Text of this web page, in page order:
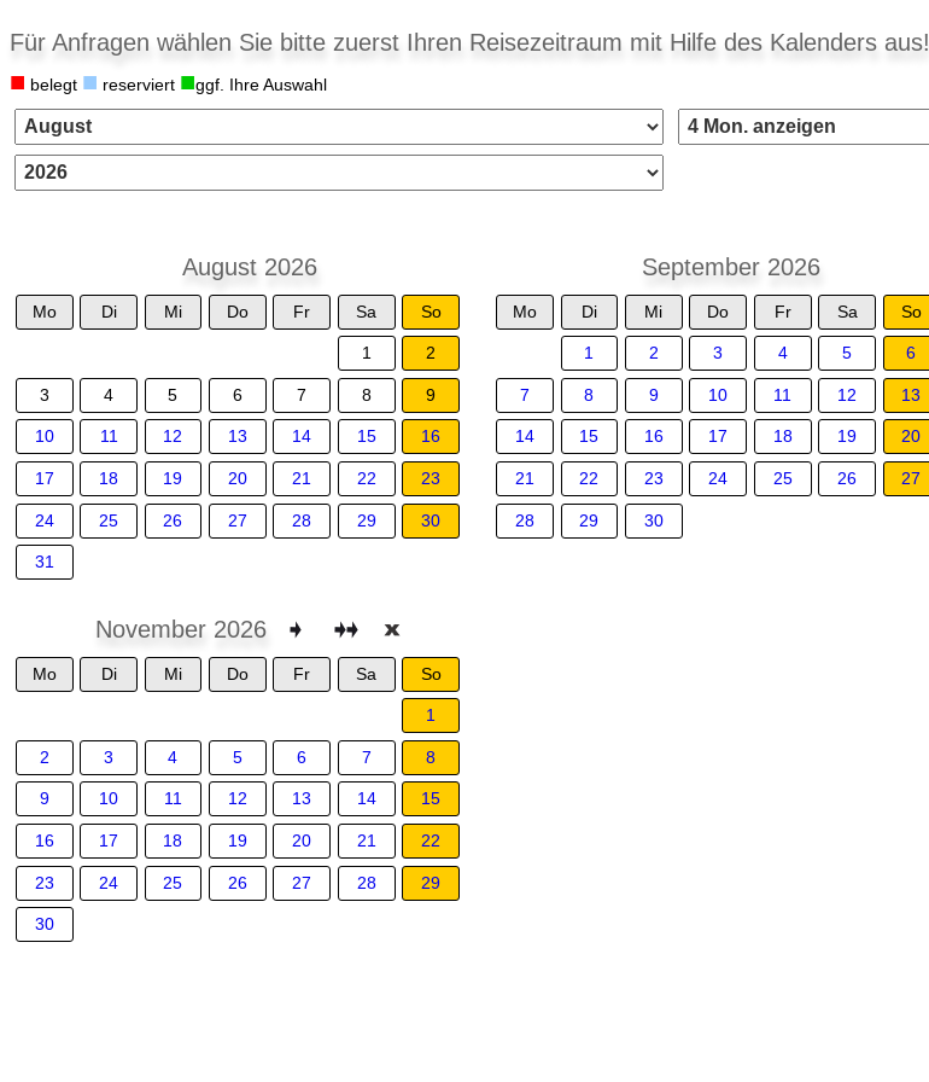
Für Anfragen wählen Sie bitte zuerst Ihren Reisezeitraum mit Hilfe des Kalenders aus!
■ belegt ■ reserviert ■ggf. Ihre Auswahl
August 2026
Mo Di Mi Do Fr Sa So
1 2
3 4 5 6 7 8 9
10 11 12 13 14 15 16
17 18 19 20 21 22 23
24 25 26 27 28 29 30
31
September 2026
Mo Di Mi Do Fr Sa So
1 2 3 4 5 6
7 8 9 10 11 12 13
14 15 16 17 18 19 20
21 22 23 24 25 26 27
28 29 30
November 2026
Mo Di Mi Do Fr Sa So
1
2 3 4 5 6 7 8
9 10 11 12 13 14 15
16 17 18 19 20 21 22
23 24 25 26 27 28 29
30